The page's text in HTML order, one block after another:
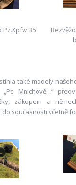
Pz.Kpfw 35
také modely
„Po Mnichově…“
zákopem a
současnosti včetně